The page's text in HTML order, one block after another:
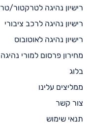
רישיון נהיגה לטרקטור/
רישיון נהיגה לרכב ציבורי
רישיון נהיגה לאוטובוס
מחירון פרסום למורי נהיגה
בלוג
ממליצים עלינו
צור קשר
תנאי שימוש